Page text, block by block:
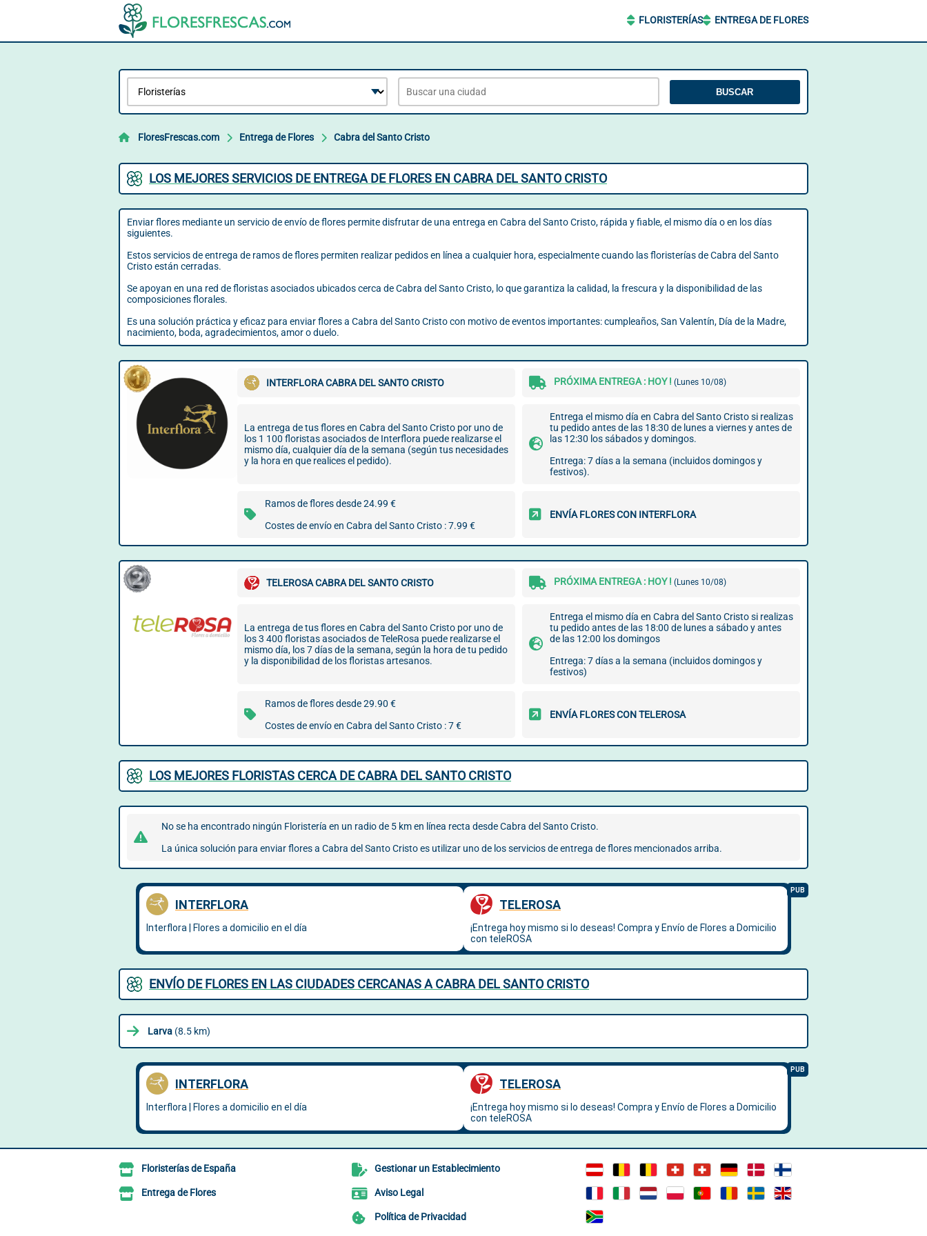
FLORISTERÍAS ENTREGA DE FLORES
BUSCAR
FloresFrescas.com Entrega de Flores Cabra del Santo Cristo
LOS MEJORES SERVICIOS DE ENTREGA DE FLORES EN CABRA DEL SANTO CRISTO
Enviar flores mediante un servicio de envío de flores permite disfrutar de una entrega en Cabra del Santo Cristo, rápida y fiable, el mismo día o en los días
siguientes.
Estos servicios de entrega de ramos de flores permiten realizar pedidos en línea a cualquier hora, especialmente cuando las floristerías de Cabra del Santo
Cristo están cerradas.
Se apoyan en una red de floristas asociados ubicados cerca de Cabra del Santo Cristo, lo que garantiza la calidad, la frescura y la disponibilidad de las
composiciones florales.
Es una solución práctica y eficaz para enviar flores a Cabra del Santo Cristo con motivo de eventos importantes: cumpleaños, San Valentín, Día de la Madre,
nacimiento, boda, agradecimientos, amor o duelo.
INTERFLORA CABRA DEL SANTO CRISTO PRÓXIMA ENTREGA : HOY ! (Lunes 10/08)
La entrega de tus flores en Cabra del Santo Cristo por uno de
los 1 100 floristas asociados de Interflora puede realizarse el
mismo día, cualquier día de la semana (según tus necesidades
y la hora en que realices el pedido).
Entrega el mismo día en Cabra del Santo Cristo si realizas
tu pedido antes de las 18:30 de lunes a viernes y antes de
las 12:30 los sábados y domingos.
Entrega: 7 días a la semana (incluidos domingos y
festivos).
Ramos de flores desde 24.99 €
Costes de envío en Cabra del Santo Cristo : 7.99 €
ENVÍA FLORES CON INTERFLORA
TELEROSA CABRA DEL SANTO CRISTO PRÓXIMA ENTREGA : HOY ! (Lunes 10/08)
La entrega de tus flores en Cabra del Santo Cristo por uno de
los 3 400 floristas asociados de TeleRosa puede realizarse el
mismo día, los 7 días de la semana, según la hora de tu pedido
y la disponibilidad de los floristas artesanos.
Entrega el mismo día en Cabra del Santo Cristo si realizas
tu pedido antes de las 18:00 de lunes a sábado y antes
de las 12:00 los domingos
Entrega: 7 días a la semana (incluidos domingos y
festivos)
Ramos de flores desde 29.90 €
Costes de envío en Cabra del Santo Cristo : 7 €
ENVÍA FLORES CON TELEROSA
LOS MEJORES FLORISTAS CERCA DE CABRA DEL SANTO CRISTO
No se ha encontrado ningún Floristería en un radio de 5 km en línea recta desde Cabra del Santo Cristo.
La única solución para enviar flores a Cabra del Santo Cristo es utilizar uno de los servicios de entrega de flores mencionados arriba.
ENVÍO DE FLORES EN LAS CIUDADES CERCANAS A CABRA DEL SANTO CRISTO
Larva (8.5 km)
Floristerías de España
Entrega de Flores
Gestionar un Establecimiento
Aviso Legal
Política de Privacidad